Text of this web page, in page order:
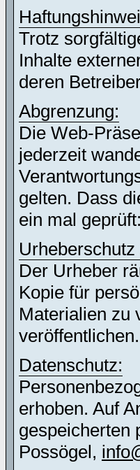
Trotz
Inhalte
deren
Abgrenzung:
Die Web-
jederzeit
gelten. Dass
ein mal
Der Urheber
Kopie für
Materialien zu
veröffentlichen.
Datenschutz:
erhoben. Auf
gespeicherten
Possögel,